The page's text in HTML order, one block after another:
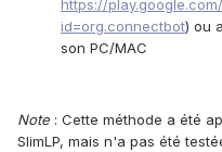
https://
id=org.connectbot) ou
son PC/MAC
Note : Cette méthode a été
SlimLP, mais n'a pas été